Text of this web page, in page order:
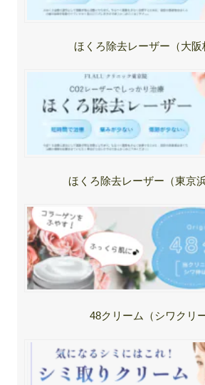
ほくろ除去レーザー（大阪
ほくろ除去レーザー（東京
48クリーム（シワクリ